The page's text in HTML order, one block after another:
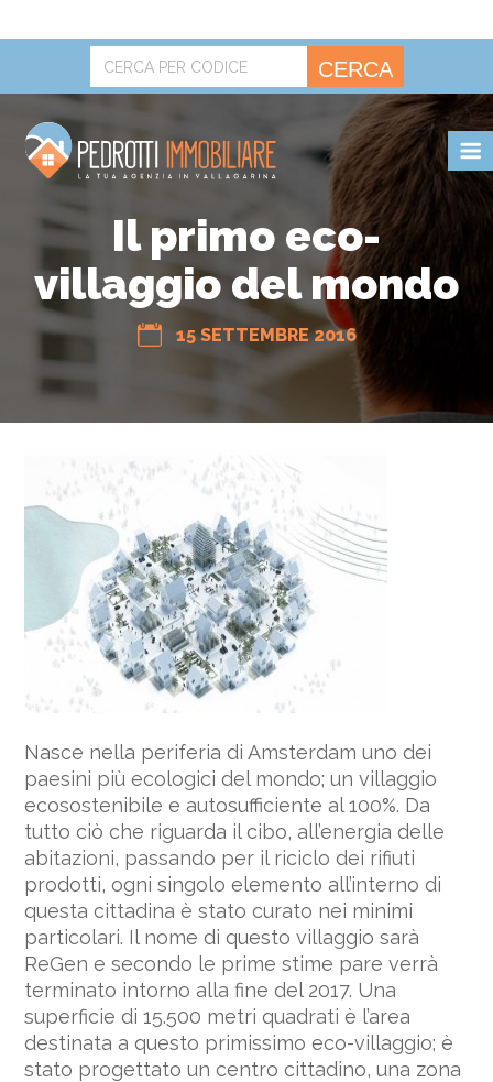
OK
CERCA
Il primo eco-
villaggio del mondo
15 SETTEMBRE 2016
Nasce nella periferia di Amsterdam uno dei
paesini più ecologici del mondo; un villaggio
ecosostenibile e autosufficiente al 100%. Da
tutto ciò che riguarda il cibo, all’energia delle
abitazioni, passando per il riciclo dei rifiuti
prodotti, ogni singolo elemento all’interno di
questa cittadina è stato curato nei minimi
particolari. Il nome di questo villaggio sarà
ReGen e secondo le prime stime pare verrà
terminato intorno alla fine del 2017. Una
superficie di 15.500 metri quadrati è l’area
destinata a questo primissimo eco-villaggio; è
stato progettato un centro cittadino, una zona